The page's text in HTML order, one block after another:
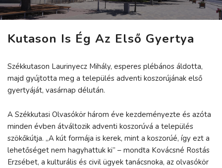
Kutason Is Ég Az Első Gyertya
Székkutason Laurinyecz Mihály, esperes plébános áldotta,
majd gyújtotta meg a település adventi koszorújának első
gyertyáját, vasárnap délután.
A Székkutasi Olvasókör három éve kezdeményezte és azóta
minden évben átváltozik adventi koszorúvá a település
szökőkútja. „A kút formája is kerek, mint a koszorúé, így ezt a
lehetőséget nem hagyhattuk ki” – mondta Kovácsné Rostás
Erzsébet, a kulturális és civil ügyek tanácsnoka, az olvasókör